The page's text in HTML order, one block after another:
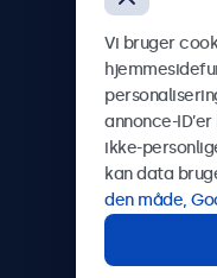
Beetronics
Vi bruger
annonce-
ikke-
kan data
den måde,